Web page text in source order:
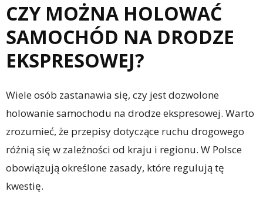
CZY MOŻNA HOLOWAĆ
SAMOCHÓD NA DRODZE
EKSPRESOWEJ?
Wiele osób zastanawia się, czy jest dozwolone
holowanie samochodu na drodze ekspresowej. Warto
zrozumieć, że przepisy dotyczące ruchu drogowego
różnią się w zależności od kraju i regionu. W Polsce
obowiązują określone zasady, które regulują tę
kwestię.